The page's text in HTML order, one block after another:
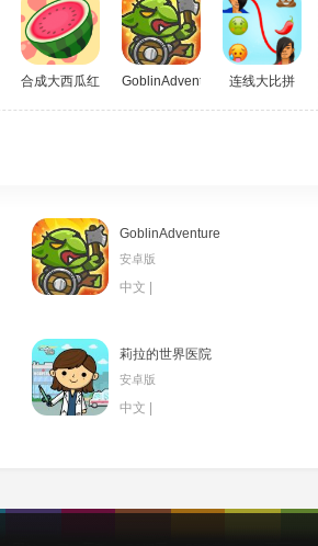
合成大西瓜红包版GoblinAdventure 连线大比拼
GoblinAdventure
安卓版
中文 |
莉拉的世界医院
安卓版
中文 |